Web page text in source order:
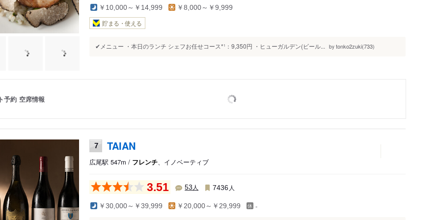
￥10,000～￥14,999 ￥8,000～￥9,999
貯まる・使える
✔メニュー ・本日のランチ シェフお任せコース*¹：9,350円 ・ヒューガルデン(ビール... by tonko2zuki(733)
予約 空席情報
7 TAIAN
広尾駅 547m / フレンチ、イノベーティブ
3.51 53 人 7436 人
￥30,000～￥39,999 ￥20,000～￥29,999 -